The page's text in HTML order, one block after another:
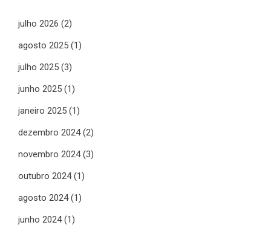
julho 2026 (2)
agosto 2025 (1)
julho 2025 (3)
junho 2025 (1)
janeiro 2025 (1)
dezembro 2024(2)
novembro 2024(3)
outubro 2024(1)
agosto 2024(1)
junho 2024(1)